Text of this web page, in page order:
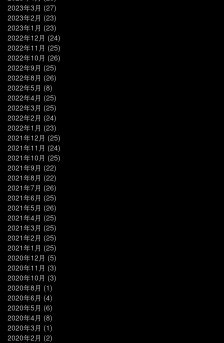
2023年3月 (27)
2023年2月 (23)
2023年1月 (23)
2022年12月 (24)
2022年11月 (25)
2022年10月 (26)
2022年9月 (25)
2022年8月 (26)
2022年5月 (8)
2022年4月 (25)
2022年3月 (25)
2022年2月 (24)
2022年1月 (23)
2021年12月 (25)
2021年11月 (24)
2021年10月 (25)
2021年9月 (22)
2021年8月 (22)
2021年7月 (26)
2021年6月 (25)
2021年5月 (26)
2021年4月 (25)
2021年3月 (25)
2021年2月 (25)
2021年1月 (25)
2020年12月 (5)
2020年11月 (3)
2020年10月 (3)
2020年8月 (1)
2020年6月 (4)
2020年5月 (6)
2020年4月 (8)
2020年3月 (1)
2020年2月 (2)